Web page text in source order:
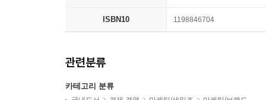
ISBN10 1198846704
관련분류
카테고리 분류